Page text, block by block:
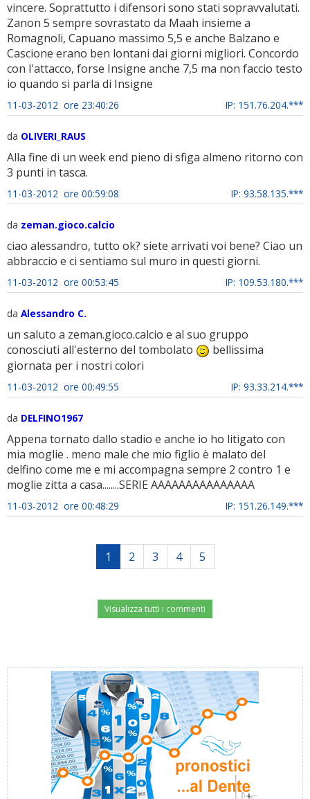
vincere. Soprattutto i difensori sono stati sopravvalutati.
Zanon 5 sempre sovrastato da Maah insieme a
Romagnoli, Capuano massimo 5,5 e anche Balzano e
Cascione erano ben lontani dai giorni migliori. Concordo
con l'attacco, forse Insigne anche 7,5 ma non faccio testo
io quando si parla di Insigne
11-03-2012 ore 23:40:26 IP: 151.76.204.***
da OLIVERI_RAUS
Alla fine di un week end pieno di sfiga almeno ritorno con
3 punti in tasca.
11-03-2012 ore 00:59:08 IP: 93.58.135.***
da zeman.gioco.calcio
ciao alessandro, tutto ok? siete arrivati voi bene? Ciao un
abbraccio e ci sentiamo sul muro in questi giorni.
11-03-2012 ore 00:53:45 IP: 109.53.180.***
da Alessandro C.
un saluto a zeman.gioco.calcio e al suo gruppo
conosciuti all'esterno del tombolato
bellissima
giornata per i nostri colori
11-03-2012 ore 00:49:55 IP: 93.33.214.***
da DELFINO1967
Appena tornato dallo stadio e anche io ho litigato con
mia moglie . meno male che mio figlio è malato del
delfino come me e mi accompagna sempre 2 contro 1 e
moglie zitta a casa........SERIE AAAAAAAAAAAAAAA
11-03-2012 ore 00:48:29 IP: 151.26.149.***
1 2 3 4 5
Visualizza tutti i commenti